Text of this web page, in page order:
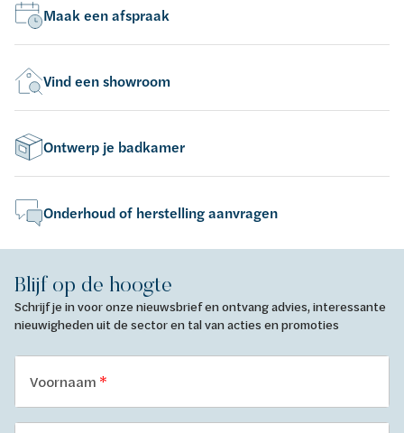
Maak een afspraak
Vind een showroom
Ontwerp je badkamer
Onderhoud of herstelling aanvragen
Blijf op de hoogte
Schrijf je in voor onze nieuwsbrief en ontvang advies, interessante
nieuwigheden uit de sector en tal van acties en promoties
Voornaam